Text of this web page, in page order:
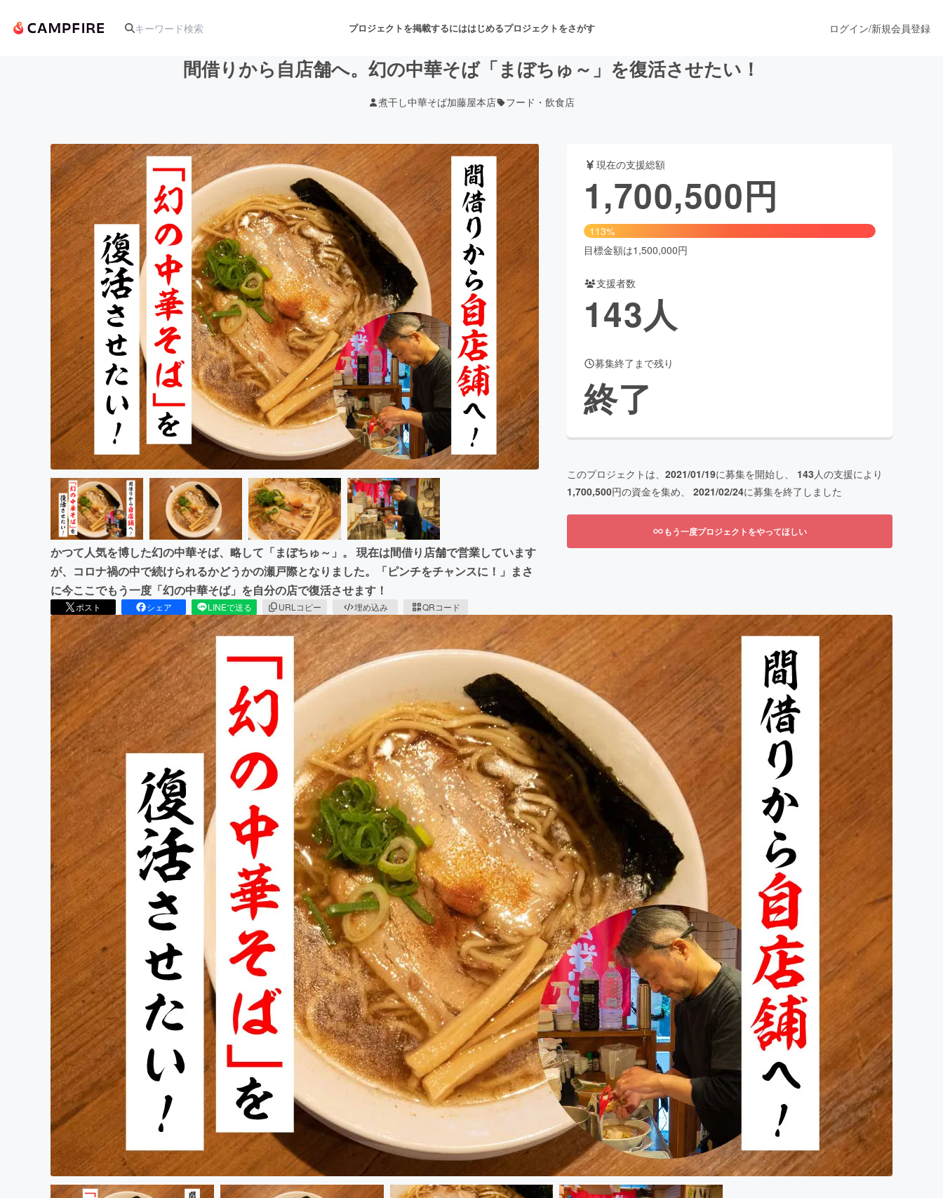
プロジェクトを掲載するにははじめるプロジェクトをさがす
アート・写真 音楽 舞台・パフォーマンス
テクノロジー・ガジェット ゲーム・サービス開発 ファッション
映像・映画 書籍・雑誌出版 アニメ・漫画
ビジネス・起業 チャレンジ ビューティー・ヘルスケア
まちづくり・地域活性化
CAMPFIRE for Social GoodCAMPFIRE Creation
CAMPFIREふるさと納税machi-yaコミュニティ
ログイン/新規会員登録
間借りから自店舗へ。幻の中華そば「まぼちゅ～」を復活させたい！
煮干し中華そば加藤屋本店 フード・飲食店
かつて人気を博した幻の中華そば、略して「まぼちゅ～」。 現在は間借り店舗で営業しています
が、コロナ禍の中で続けられるかどうかの瀬戸際となりました。「ピンチをチャンスに！」まさ
に今ここでもう一度「幻の中華そば」を自分の店で復活させます！
ポスト シェア LINEで送る URLコピー 埋め込み QRコード
現在の支援総額
1,700,500円
113%
目標金額は1,500,000円
支援者数
143人
募集終了まで残り
終了
このプロジェクトは、 2021/01/19に募集を開始し、 143人の支援により
1,700,500円の資金を集め、 2021/02/24に募集を終了しました
もう一度プロジェクトをやってほしい